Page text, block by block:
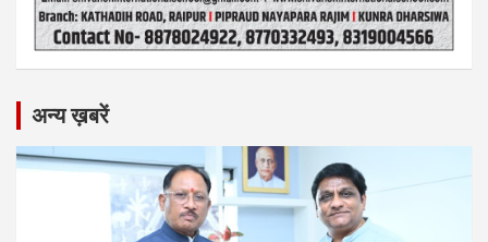
अन्य ख़बरें